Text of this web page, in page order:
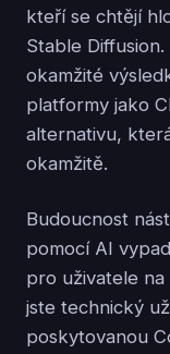
kteří se chtějí
Stable
okamžité
platformy jako
alternativu,
okamžitě.
Budoucnost
pomocí AI
pro uživatele
jste technický
poskytovanou